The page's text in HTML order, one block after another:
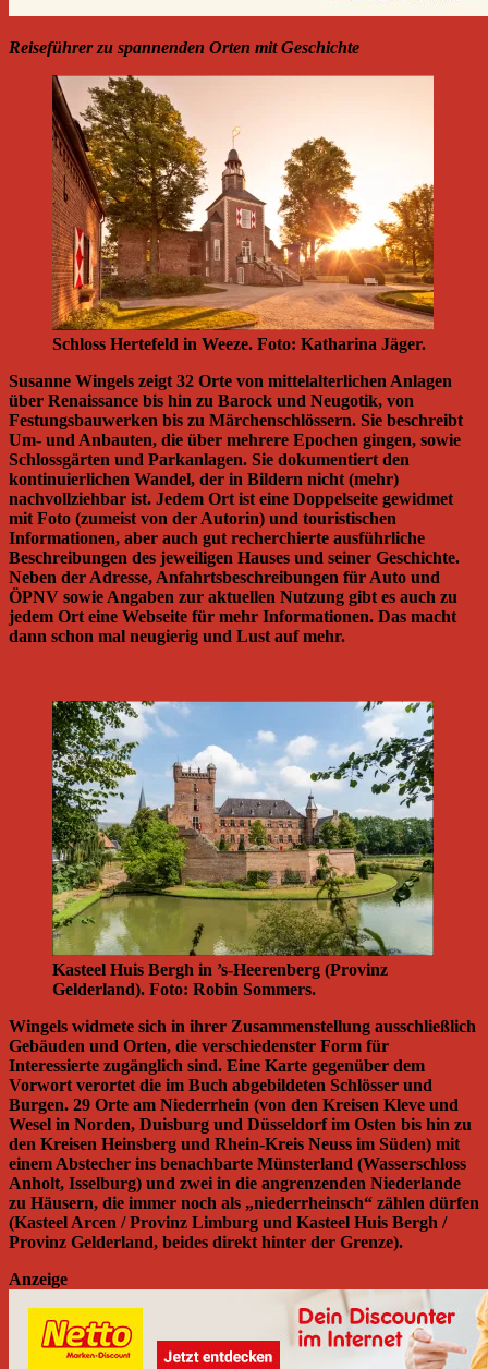
Reiseführer zu spannenden Orten mit Geschichte
Schloss Hertefeld in Weeze. Foto: Katharina Jäger.
Susanne Wingels zeigt 32 Orte von mittelalterlichen Anlagen
über Renaissance bis hin zu Barock und Neugotik, von
Festungsbauwerken bis zu Märchenschlössern. Sie beschreibt
Um- und Anbauten, die über mehrere Epochen gingen, sowie
Schlossgärten und Parkanlagen. Sie dokumentiert den
kontinuierlichen Wandel, der in Bildern nicht (mehr)
nachvollziehbar ist. Jedem Ort ist eine Doppelseite gewidmet
mit Foto (zumeist von der Autorin) und touristischen
Informationen, aber auch gut recherchierte ausführliche
Beschreibungen des jeweiligen Hauses und seiner Geschichte.
Neben der Adresse, Anfahrtsbeschreibungen für Auto und
ÖPNV sowie Angaben zur aktuellen Nutzung gibt es auch zu
jedem Ort eine Webseite für mehr Informationen. Das macht
dann schon mal neugierig und Lust auf mehr.
Kasteel Huis Bergh in ’s-Heerenberg (Provinz
Gelderland). Foto: Robin Sommers.
Wingels widmete sich in ihrer Zusammenstellung ausschließlich
Gebäuden und Orten, die verschiedenster Form für
Interessierte zugänglich sind. Eine Karte gegenüber dem
Vorwort verortet die im Buch abgebildeten Schlösser und
Burgen. 29 Orte am Niederrhein (von den Kreisen Kleve und
Wesel in Norden, Duisburg und Düsseldorf im Osten bis hin zu
den Kreisen Heinsberg und Rhein-Kreis Neuss im Süden) mit
einem Abstecher ins benachbarte Münsterland (Wasserschloss
Anholt, Isselburg) und zwei in die angrenzenden Niederlande
zu Häusern, die immer noch als „niederrheinsch“ zählen dürfen
(Kasteel Arcen / Provinz Limburg und Kasteel Huis Bergh /
Provinz Gelderland, beides direkt hinter der Grenze).
Anzeige